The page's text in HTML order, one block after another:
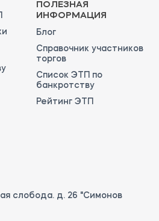
ПОЛЕЗНАЯ
ИНФОРМАЦИЯ
Блог
Справочник участников
торгов
Список ЭТП по
банкротству
Рейтинг ЭТП
слобода. д. 26 "Симонов